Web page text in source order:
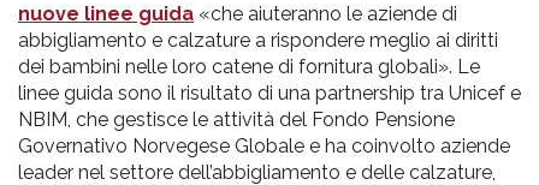
nuove linee guida «che aiuteranno le aziende di
abbigliamento e calzature a rispondere meglio ai diritti
dei bambini nelle loro catene di fornitura globali». Le
linee guida sono il risultato di una partnership tra Unicef e
NBIM, che gestisce le attività del Fondo Pensione
Governativo Norvegese Globale e ha coinvolto aziende
leader nel settore dell’abbigliamento e delle calzature,